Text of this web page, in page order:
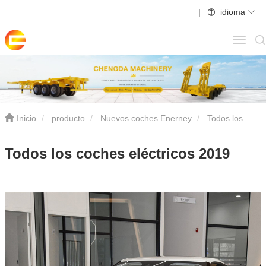
| idioma
Inicio producto Nuevos coches Enerney
coches eléctricos 2019
Todos los coches eléctricos 2019